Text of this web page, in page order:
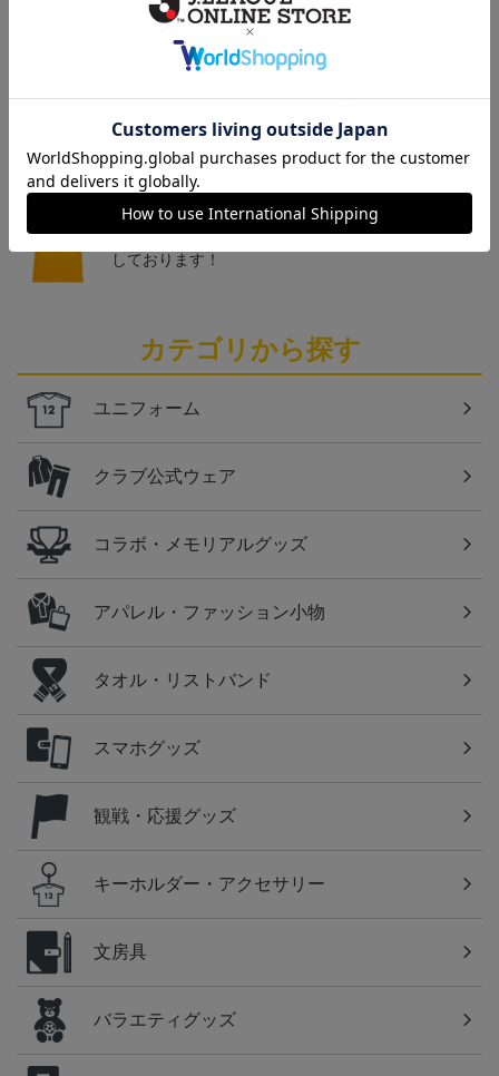
仙台
チームマスコットグッズは、サポーターやファン必
見！今すぐチェックしてみてください！
仙台
ベガルタ仙台のスクール生向けのグッズを取り扱い
しております！
カテゴリから探す
ユニフォーム
クラブ公式ウェア
コラボ・メモリアルグッズ
アパレル・ファッション小物
タオル・リストバンド
スマホグッズ
観戦・応援グッズ
キーホルダー・アクセサリー
文房具
バラエティグッズ